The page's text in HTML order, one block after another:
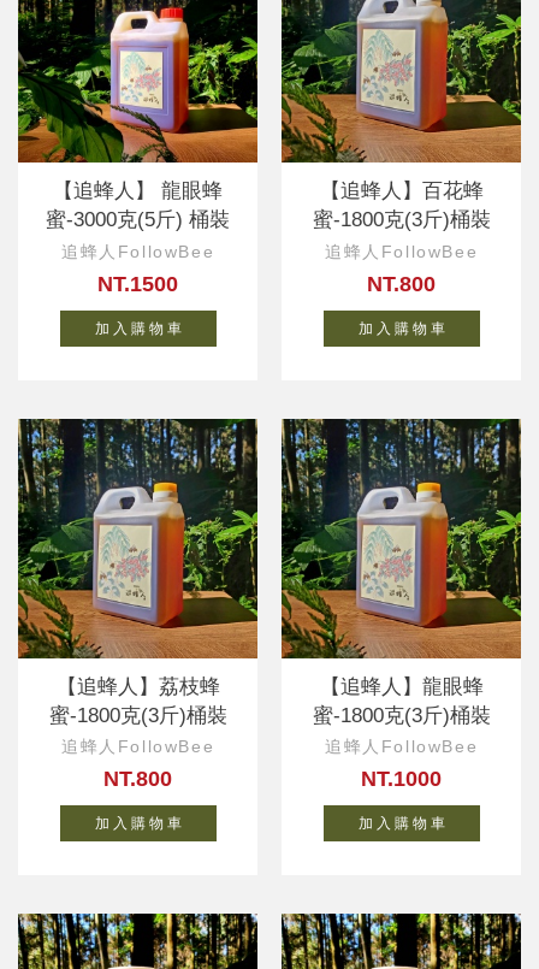
【追蜂人】 龍眼蜂
蜜-3000克(5斤) 桶裝
追蜂人FollowBee
NT.1500
加 入 購 物 車
【追蜂人】百花蜂
蜜-1800克(3斤)桶裝
追蜂人FollowBee
NT.800
加 入 購 物 車
【追蜂人】荔枝蜂
蜜-1800克(3斤)桶裝
追蜂人FollowBee
NT.800
加 入 購 物 車
【追蜂人】龍眼蜂
蜜-1800克(3斤)桶裝
追蜂人FollowBee
NT.1000
加 入 購 物 車